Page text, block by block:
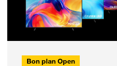
Bon plan Open